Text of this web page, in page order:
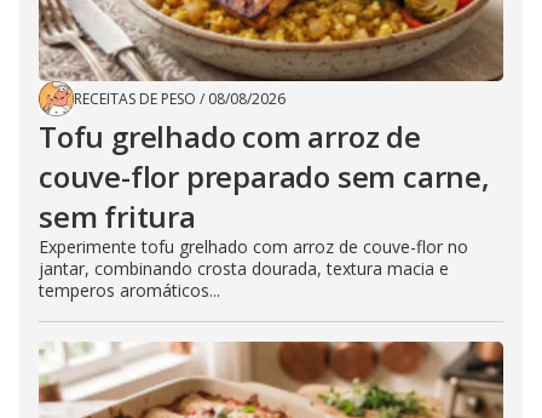
RECEITAS DE PESO / 08/08/2026
Tofu grelhado com arroz de
couve-flor preparado sem carne,
sem fritura
Experimente tofu grelhado com arroz de couve-flor no
jantar, combinando crosta dourada, textura macia e
temperos aromáticos...